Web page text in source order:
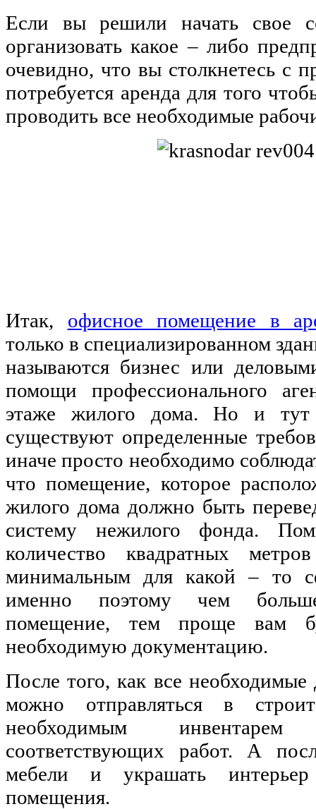
Если вы решили начать свое
организовать какое – либо
очевидно, что вы столкнетесь с
потребуется аренда для того
проводить все необходимые
Итак, офисное помещение в
только в специализированном
называются бизнес или
помощи профессионального
этаже жилого дома. Но и тут
существуют определенные
иначе просто необходимо
что помещение, которое
жилого дома должно быть
систему нежилого фонда.
количество квадратных
минимальным для какой – то
именно поэтому чем
помещение, тем проще вам
необходимую документацию.
После того, как все
можно отправляться в
необходимым
соответствующих работ. А
мебели и украшать
помещения.